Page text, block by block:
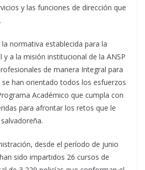
y las funciones de dirección que
normativa establecida para la
y a la misión institucional de la ANSP
de manera Integral para
se han orientado todos los esfuerzos
Académico que cumpla con
para afrontar los retos que le
desde el período de junio
sido impartidos 26 cursos de